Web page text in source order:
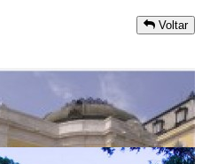
Voltar